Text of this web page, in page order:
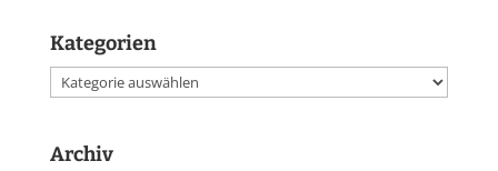
Kategorien
Kategorien
Archiv